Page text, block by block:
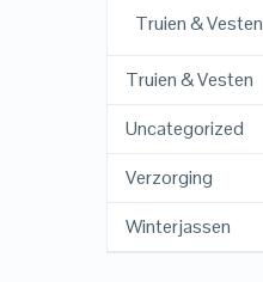
Truien & Vesten
Truien & Vesten
Uncategorized
Verzorging
Winterjassen